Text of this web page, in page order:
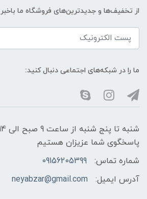
از تخفیف‌ها و جدیدترین‌های فروشگاه ما
ما را در شبکه‌های اجتماعی دنبال کنید:
پاسخگوی شما عزیزان هستیم
شماره تماس:
09156205399
آدرس ایمیل:
neyabzar@gmail.com